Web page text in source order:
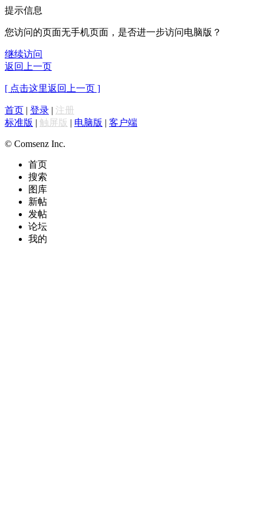
提示信息
您访问的页面无手机页面，是否进一步访问电脑版？
继续访问
返回上一页
[ 点击这里返回上一页 ]
首页 | 登录 | 注册
标准版 | 触屏版 | 电脑版 | 客户端
© Comsenz Inc.
首页
搜索
图库
新帖
发帖
论坛
我的